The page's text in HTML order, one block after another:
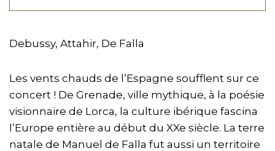
Debussy, Attahir, De Falla
Les vents chauds de l’Espagne soufflent sur ce
concert ! De Grenade, ville mythique, à la poésie
visionnaire de Lorca, la culture ibérique fascina
l’Europe entière au début du XXe siècle. La terre
natale de Manuel de Falla fut aussi un territoire